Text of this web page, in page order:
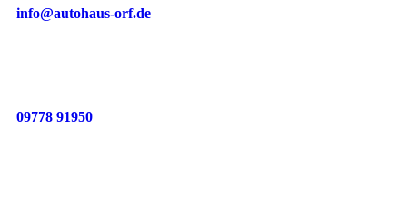
info@autohaus-orf.de
09778 91950